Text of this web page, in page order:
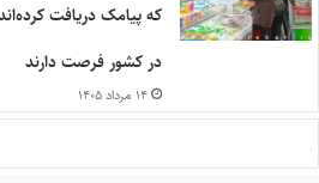
که پیامک دریافت
در کشور فرصت دارند
۱۴ مرداد ۱۴۰۵